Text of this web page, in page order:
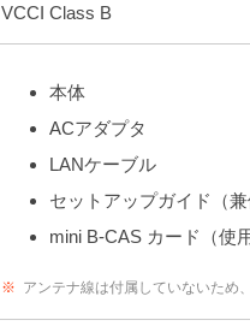
VCCI Class B
本体
ACアダプタ
LANケーブル
セットアップガイド（兼
mini B-CAS カード（使
※ アンテナ線は付属していないため